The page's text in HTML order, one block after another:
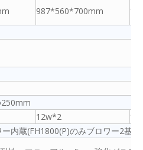
987*560*700mm
12w*2
内蔵(FH1800(P)のみブロワー2基)